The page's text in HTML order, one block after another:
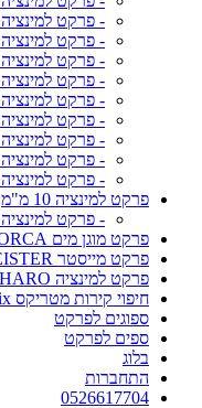
- פרקט למינציה 8 מ"מ SWISS KRONO רחב
- פרקט למינציה 8 מ"מ יורוהום
- פרקט למינציה 8 מ"מ סופר נטורל
- פרקט למינציה 8 מ"מ Classen
- פרקט למינציה 8 מ"מ סינכרום
- פרקט למינציה 8 מ"מ ואריו
- פרקט למינציה 8 מ"מ art floor
- פרקט למינציה 8 מ"מ קסטלו
- פרקט למינציה 8 מ"מ MGM
פרקט למינציה 10 מ"מ
- פרקט למינציה 10 מ"מ אלטיטיוד פלוס
פרקט מוגן מים Organic ORCA
פרקט מייסטר MEISTER
פרקט למינציה HARO
חיפוי קירות מטריקס Matrix
ספוגים לפרקט
ספים לפרקט
בלוג
התחברות
0526617704